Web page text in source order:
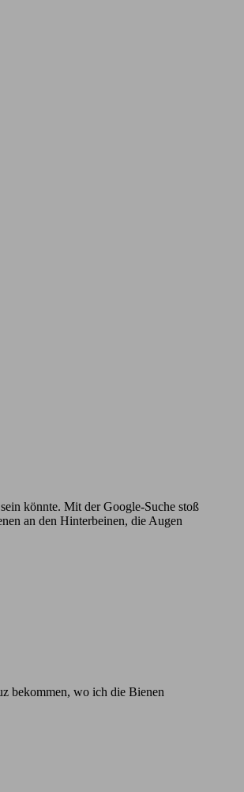
könnte. Mit der Google-Suche stoß
an den Hinterbeinen, die Augen
bekommen, wo ich die Bienen